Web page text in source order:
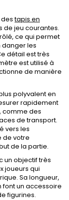
destapis en
de jeu courantes.
ce qui permet
les
détail est très
est utilisé à
de manière
polyvalent en
rapidement
comme des
de transport.
vers les
de votre
de la partie.
un objectif très
joueurs qui
Sa longueur,
un accessoire
figurines.